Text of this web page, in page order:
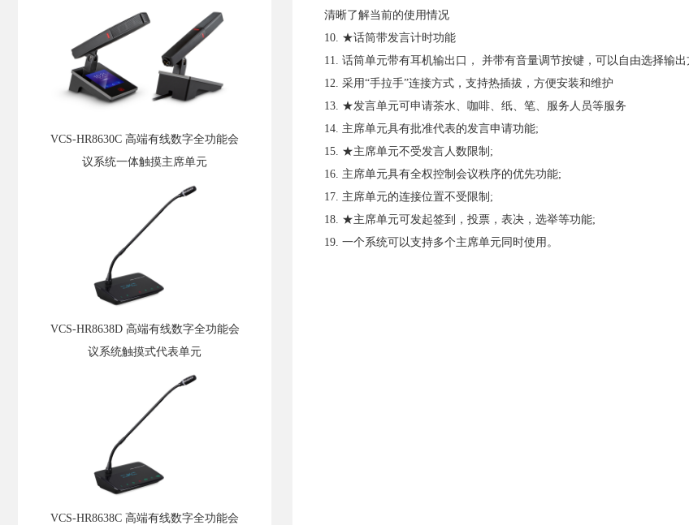
VCS-HR8630C 高端有线数字全功能会
议系统一体触摸主席单元
VCS-HR8638D 高端有线数字全功能会
议系统触摸式代表单元
VCS-HR8638C 高端有线数字全功能会
清晰了解当前的使用情况
10. ★话筒带发言计时功能
11. 话筒单元带有耳机输出口， 并带有音量调节按键，可以自由选择输
12. 采用“手拉手”连接方式，支持热插拔，方便安装和维护
13. ★发言单元可申请茶水、咖啡、纸、笔、服务人员等服务
14. 主席单元具有批准代表的发言申请功能;
15. ★主席单元不受发言人数限制;
16. 主席单元具有全权控制会议秩序的优先功能;
17. 主席单元的连接位置不受限制;
18. ★主席单元可发起签到，投票，表决，选举等功能;
19. 一个系统可以支持多个主席单元同时使用。